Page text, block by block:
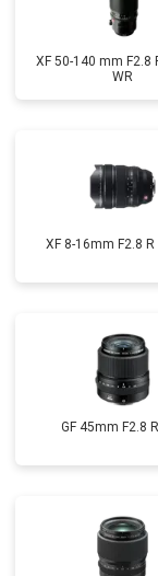
XF 50-140 mm F2.8
WR
XF 8-16mm F2.8 R
GF 45mm F2.8